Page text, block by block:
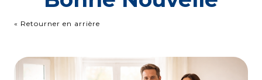
« Retourner en arrière